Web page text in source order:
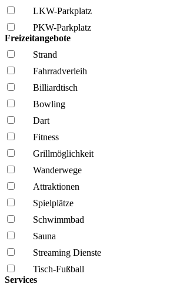
LKW-Parkplatz
PKW-Parkplatz
Freizeitangebote
Strand
Fahrrad­verleih
Billiardtisch
Bowling
Dart
Fitness
Grillmöglich­keit
Wanderwege
Attraktionen
Spielplätze
Schwimmbad
Sauna
Streaming Dienste
Tisch-Fußball
Services